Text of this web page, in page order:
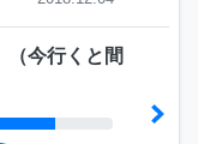
（今行くと間